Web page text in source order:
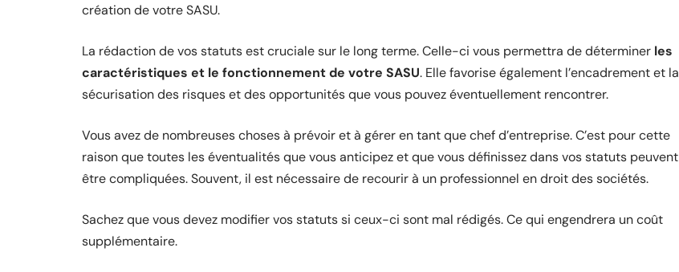
création de votre SASU.
La rédaction de vos statuts est cruciale sur le long terme. Celle-ci vous permettra de déterminer les
caractéristiques et le fonctionnement de votre SASU. Elle favorise également l’encadrement et la
sécurisation des risques et des opportunités que vous pouvez éventuellement rencontrer.
Vous avez de nombreuses choses à prévoir et à gérer en tant que chef d’entreprise. C’est pour cette
raison que toutes les éventualités que vous anticipez et que vous définissez dans vos statuts peuvent
être compliquées. Souvent, il est nécessaire de recourir à un professionnel en droit des sociétés.
Sachez que vous devez modifier vos statuts si ceux-ci sont mal rédigés. Ce qui engendrera un coût
supplémentaire.